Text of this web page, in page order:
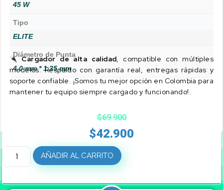
45 W
Tipo
ELITE
Diámetro de Punta
4.0 mm * 1.35 mm
Cargador de alta calidad, compatible con múltiples
modelos. Respaldo con garantía real, entregas rápidas y
soporte confiable. ¡Somos tu mejor opción en Colombia para
mantener tu equipo siempre cargado y funcionando!.
$69.900
$42.900
AÑADIR AL CARRITO